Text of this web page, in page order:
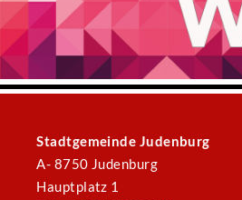
Stadtgemeinde Judenburg
A- 8750 Judenburg
Hauptplatz 1